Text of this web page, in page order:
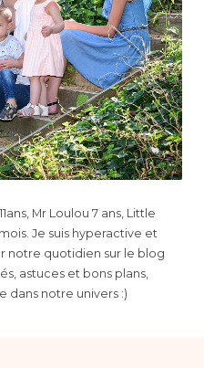
Mr Loulou 7 ans, Little
Je suis hyperactive et
notre quotidien sur le blog
astuces et bons plans,
dans notre univers :)